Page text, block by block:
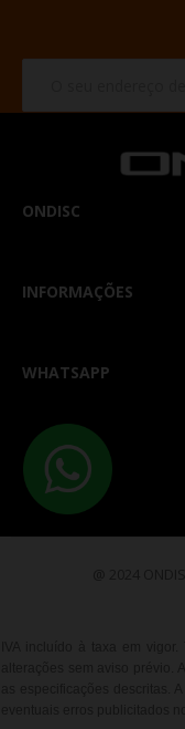
ONDISC
INFORMAÇÕES
WHATSAPP